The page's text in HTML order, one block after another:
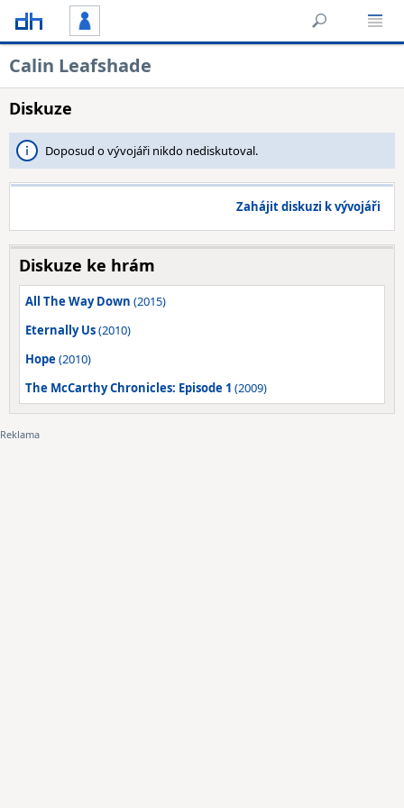
Calin Leafshade
Diskuze
Doposud o vývojáři nikdo nediskutoval.
Zahájit diskuzi k vývojáři
Diskuze ke hrám
All The Way Down (2015)
Eternally Us(2010)
Hope(2010)
The McCarthy Chronicles: Episode 1 (2009)